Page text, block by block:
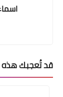
قد تُعجبك هذه